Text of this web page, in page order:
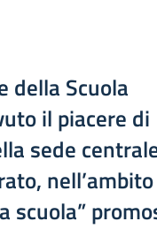
della Scuola
il piacere di
sede
scuola”